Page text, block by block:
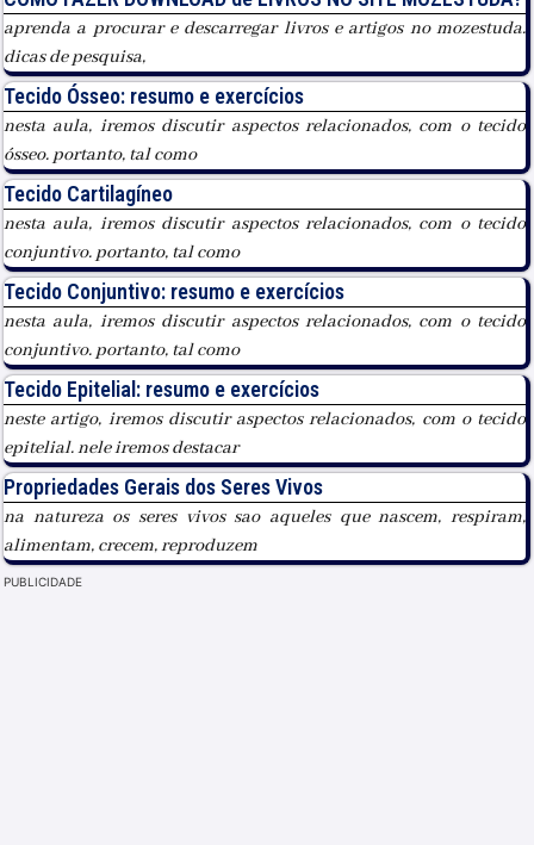
aprenda a procurar e descarregar livros e artigos no mozestuda.
dicas de pesquisa,
Tecido Ósseo: resumo e exercícios
nesta aula, iremos discutir aspectos relacionados, com o tecido
ósseo. portanto, tal como
Tecido Cartilagíneo
nesta aula, iremos discutir aspectos relacionados, com o tecido
conjuntivo. portanto, tal como
Tecido Conjuntivo: resumo e exercícios
nesta aula, iremos discutir aspectos relacionados, com o tecido
conjuntivo. portanto, tal como
Tecido Epitelial: resumo e exercícios
neste artigo, iremos discutir aspectos relacionados, com o tecido
epitelial. nele iremos destacar
Propriedades Gerais dos Seres Vivos
na natureza os seres vivos sao aqueles que nascem, respiram,
alimentam, crecem, reproduzem
PUBLICIDADE